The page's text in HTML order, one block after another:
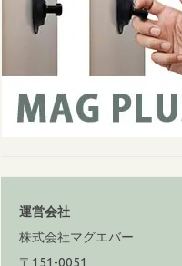
運営会社
株式会社マグエバー
〒151-0051